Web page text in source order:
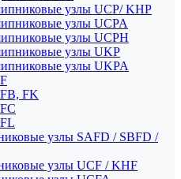
узлы UCP/ KHP
узлы UCPA
узлы UCPH
узлы UKP
узлы UKPA
FK
узлы SAFD / SBFD /
узлы UCF / KHF